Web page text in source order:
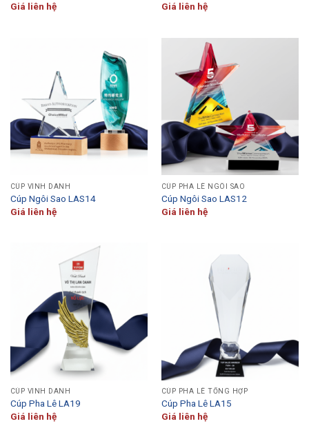
Giá liên hệ
Giá liên hệ
CÚP VINH DANH
Cúp Ngôi Sao LAS14
Giá liên hệ
CÚP PHA LÊ NGÔI SAO
Cúp Ngôi Sao LAS12
Giá liên hệ
CÚP VINH DANH
Cúp Pha Lê LA19
Giá liên hệ
CÚP PHA LÊ TỔNG HỢP
Cúp Pha Lê LA15
Giá liên hệ